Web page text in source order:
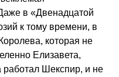
в «Двенадцатой
к тому времени, в
которая не
Елизавета,
работал Шекспир, и не